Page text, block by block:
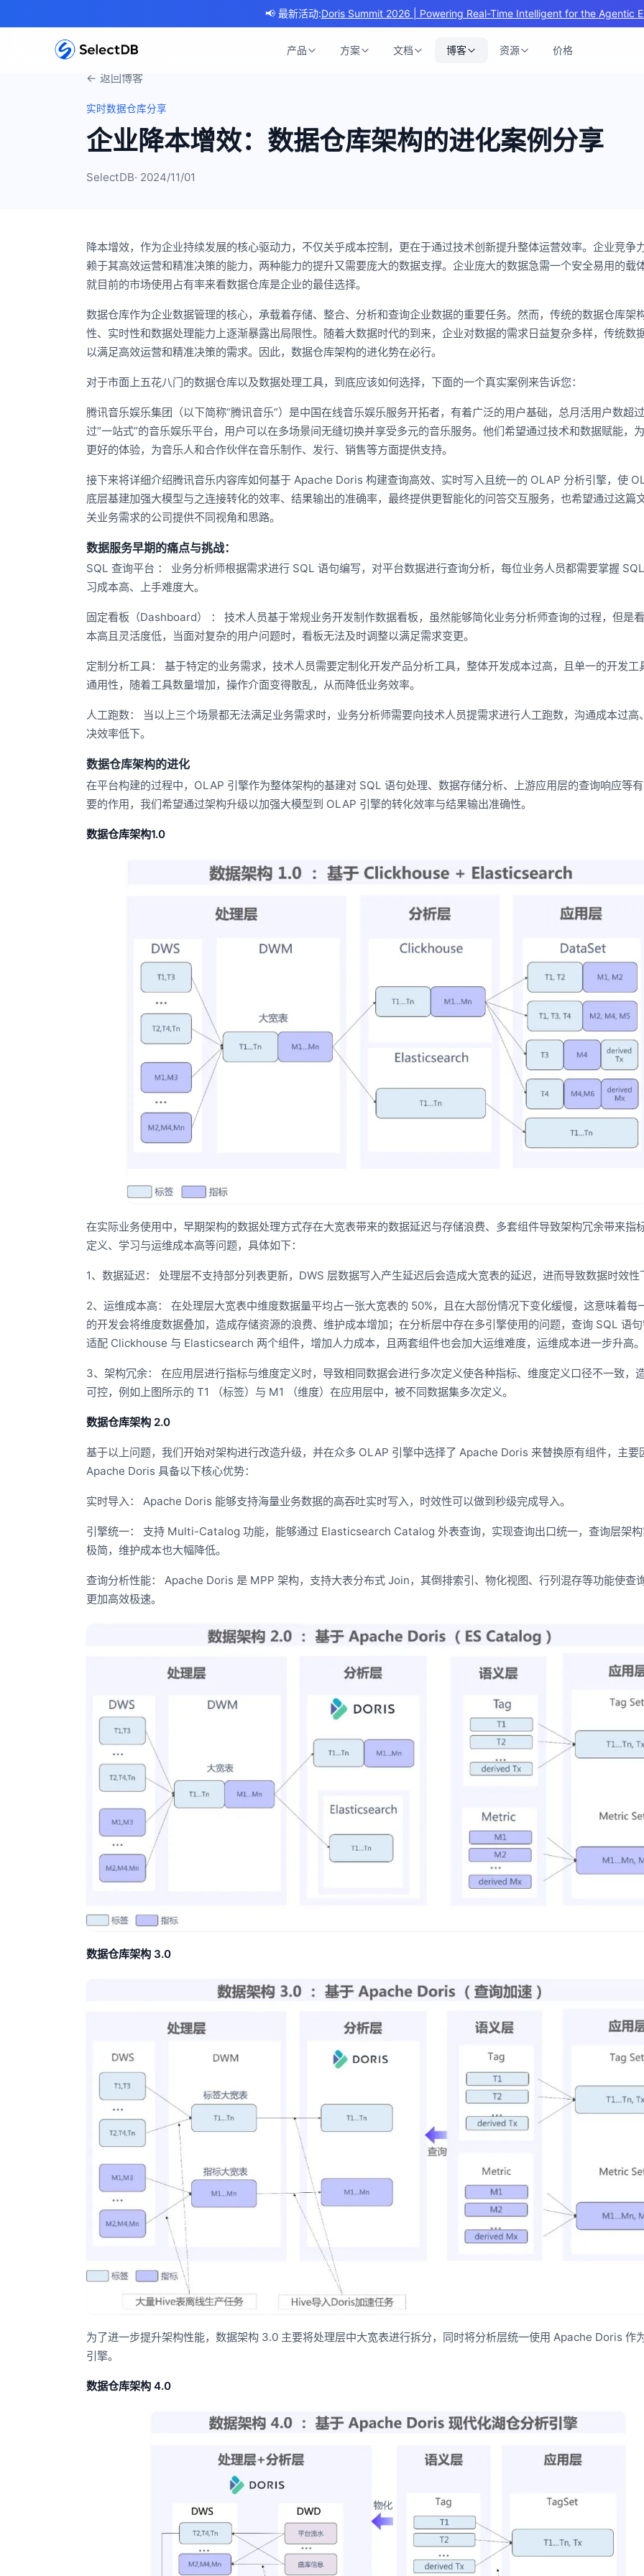
📢 最新活动:Doris Summit 2026 | Powering Real-Time Intelligent for the Agentic
产品 方案 文档 博客 资源 价格
← 返回博客
实时数据仓库分享
企业降本增效：数据仓库架构的进化案例分享
SelectDB· 2024/11/01
降本增效，作为企业持续发展的核心驱动力，不仅关乎成本控制，更在于通过技术创新提升整体运营效率。企业竞争
赖于其高效运营和精准决策的能力，两种能力的提升又需要庞大的数据支撑。企业庞大的数据急需一个安全易用的载体
就目前的市场使用占有率来看数据仓库是企业的最佳选择。
数据仓库作为企业数据管理的核心，承载着存储、整合、分析和查询企业数据的重要任务。然而，传统的数据仓库架
性、实时性和数据处理能力上逐渐暴露出局限性。随着大数据时代的到来，企业对数据的需求日益复杂多样，传统数
以满足高效运营和精准决策的需求。因此，数据仓库架构的进化势在必行。
对于市面上五花八门的数据仓库以及数据处理工具，到底应该如何选择，下面的一个真实案例来告诉您：
腾讯音乐娱乐集团（以下简称“腾讯音乐”）是中国在线音乐娱乐服务开拓者，有着广泛的用户基础，总月活用户数超
过“一站式”的音乐娱乐平台，用户可以在多场景间无缝切换并享受多元的音乐服务。他们希望通过技术和数据赋能，
更好的体验，为音乐人和合作伙伴在音乐制作、发行、销售等方面提供支持。
接下来将详细介绍腾讯音乐内容库如何基于 Apache Doris 构建查询高效、实时写入且统一的 OLAP 分析引擎，使
底层基建加强大模型与之连接转化的效率、结果输出的准确率，最终提供更智能化的问答交互服务，也希望通过这篇
关业务需求的公司提供不同视角和思路。
数据服务早期的痛点与挑战：
SQL 查询平台 ： 业务分析师根据需求进行 SQL 语句编写，对平台数据进行查询分析，每位业务人员都需要掌握
习成本高、上手难度大。
固定看板（Dashboard） ： 技术人员基于常规业务开发制作数据看板，虽然能够简化业务分析师查询的过程，但是
本高且灵活度低，当面对复杂的用户问题时，看板无法及时调整以满足需求变更。
定制分析工具： 基于特定的业务需求，技术人员需要定制化开发产品分析工具，整体开发成本过高，且单一的开发工
通用性，随着工具数量增加，操作介面变得散乱，从而降低业务效率。
人工跑数： 当以上三个场景都无法满足业务需求时，业务分析师需要向技术人员提需求进行人工跑数，沟通成本过高
决效率低下。
数据仓库架构的进化
在平台构建的过程中，OLAP 引擎作为整体架构的基建对 SQL 语句处理、数据存储分析、上游应用层的查询响应等
要的作用，我们希望通过架构升级以加强大模型到 OLAP 引擎的转化效率与结果输出准确性。
数据仓库架构1.0
在实际业务使用中，早期架构的数据处理方式存在大宽表带来的数据延迟与存储浪费、多套组件导致架构冗余带来指
定义、学习与运维成本高等问题，具体如下：
1、数据延迟： 处理层不支持部分列表更新，DWS 层数据写入产生延迟后会造成大宽表的延迟，进而导致数据时效性
2、运维成本高： 在处理层大宽表中维度数据量平均占一张大宽表的 50%，且在大部份情况下变化缓慢，这意味着每
的开发会将维度数据叠加，造成存储资源的浪费、维护成本增加；在分析层中存在多引擎使用的问题，查询 SQL 语
适配 Clickhouse 与 Elasticsearch 两个组件，增加人力成本，且两套组件也会加大运维难度，运维成本进一步升高。
3、架构冗余： 在应用层进行指标与维度定义时，导致相同数据会进行多次定义使各种指标、维度定义口径不一致，
可控，例如上图所示的 T1 （标签）与 M1 （维度）在应用层中，被不同数据集多次定义。
数据仓库架构 2.0
基于以上问题，我们开始对架构进行改造升级，并在众多 OLAP 引擎中选择了 Apache Doris 来替换原有组件，主要
Apache Doris 具备以下核心优势：
实时导入： Apache Doris 能够支持海量业务数据的高吞吐实时写入，时效性可以做到秒级完成导入。
引擎统一： 支持 Multi-Catalog 功能，能够通过 Elasticsearch Catalog 外表查询，实现查询出口统一，查询层架
极简，维护成本也大幅降低。
查询分析性能： Apache Doris 是 MPP 架构，支持大表分布式 Join，其倒排索引、物化视图、行列混存等功能使查
更加高效极速。
数据仓库架构 3.0
为了进一步提升架构性能，数据架构 3.0 主要将处理层中大宽表进行拆分，同时将分析层统一使用 Apache Doris 作
引擎。
数据仓库架构 4.0